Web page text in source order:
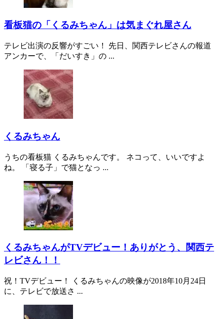
看板猫の「くるみちゃん」は気まぐれ屋さん
テレビ出演の反響がすごい！ 先日、関西テレビさんの報道
アンカーで、「だいすき」の ...
くるみちゃん
うちの看板猫 くるみちゃんです。 ネコって、いいですよ
ね。 「寝る子」で猫となっ ...
くるみちゃんがTVデビュー！ありがとう、関西テ
レビさん！！
祝！TVデビュー！ くるみちゃんの映像が2018年10月24日
に、テレビで放送さ ...